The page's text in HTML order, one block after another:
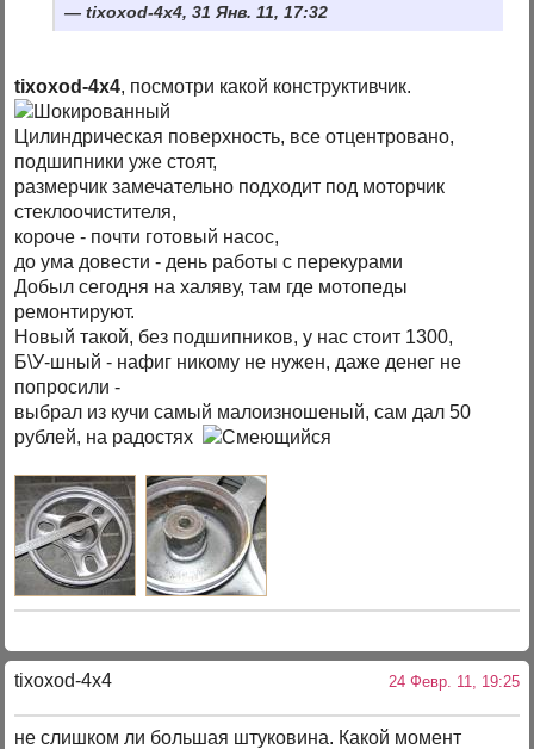
tixoxod-4x4, 31 Янв. 11, 17:32
tixoxod-4x4, посмотри какой конструктивчик.
Цилиндрическая поверхность, все отцентровано,
подшипники уже стоят,
размерчик замечательно подходит под моторчик
стеклоочистителя,
короче - почти готовый насос,
до ума довести - день работы с перекурами
Добыл сегодня на халяву, там где мотопеды
ремонтируют.
Новый такой, без подшипников, у нас стоит 1300,
Б\У-шный - нафиг никому не нужен, даже денег не
попросили -
выбрал из кучи самый малоизношеный, сам дал 50
рублей, на радостях
tixoxod-4x4 24 Февр. 11, 19:25
не слишком ли большая штуковина. Какой момент